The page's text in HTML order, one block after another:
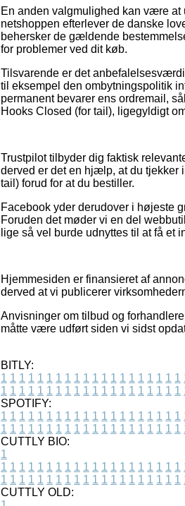
En anden valgmulighed kan være
netshoppen efterlever de danske
behersker de gældende
for problemer ved dit køb.
Tilsvarende er det
til eksempel den ombytningspolitik
permanent bevarer ens ordremail,
Hooks Closed (for tail), ligegyldigt
Trustpilot tilbyder dig faktisk
derved er det en hjælp, at du tjekker
tail) forud for at du bestiller.
Facebook yder derudover i højeste
Foruden det møder vi en del
lige så vel burde udnyttes til at få et
Hjemmesiden er finansieret af
derved at vi publicerer
Anvisninger om tilbud og
måtte være udført siden vi sidst
BITLY:
1 1 1 1 1 1 1 1 1 1 1 1 1 1 1 1 1 1 1 1
1 1 1 1 1 1 1 1 1 1 1 1 1 1 1 1 1 1 1 1
SPOTIFY:
1 1 1 1 1 1 1 1 1 1 1 1 1 1 1 1 1 1 1 1
1 1 1 1 1 1 1 1 1 1 1 1 1 1 1 1 1 1 1 1
CUTTLY BIO:
1
1 1 1 1 1 1 1 1 1 1 1 1 1 1 1 1 1 1 1 1
1 1 1 1 1 1 1 1 1 1 1 1 1 1 1 1 1 1 1 1
CUTTLY OLD: